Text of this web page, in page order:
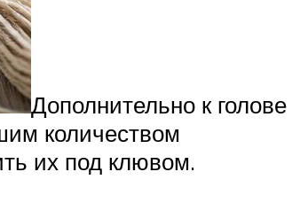
Дополнительно к голове
количеством
их под клювом.